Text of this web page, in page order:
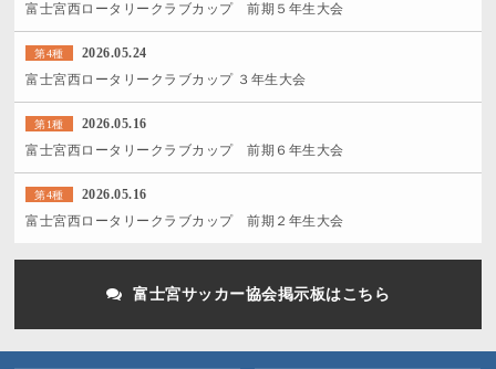
富士宮西ロータリークラブカップ 前期５年生大会
第4種
2026.05.24
富士宮西ロータリークラブカップ ３年生大会
第1種
2026.05.16
富士宮西ロータリークラブカップ 前期６年生大会
第4種
2026.05.16
富士宮西ロータリークラブカップ 前期２年生大会
富士宮サッカー協会掲示板はこちら